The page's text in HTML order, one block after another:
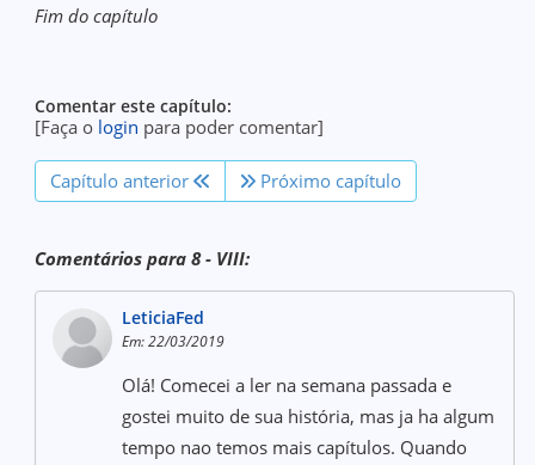
Fim do capítulo
Comentar este capítulo:
[Faça o login para poder comentar]
Capítulo anterior Próximo capítulo
Comentários para 8 - VIII:
LeticiaFed
Em: 22/03/2019
Olá! Comecei a ler na semana passada e
gostei muito de sua história, mas ja ha algum
tempo nao temos mais capítulos. Quando